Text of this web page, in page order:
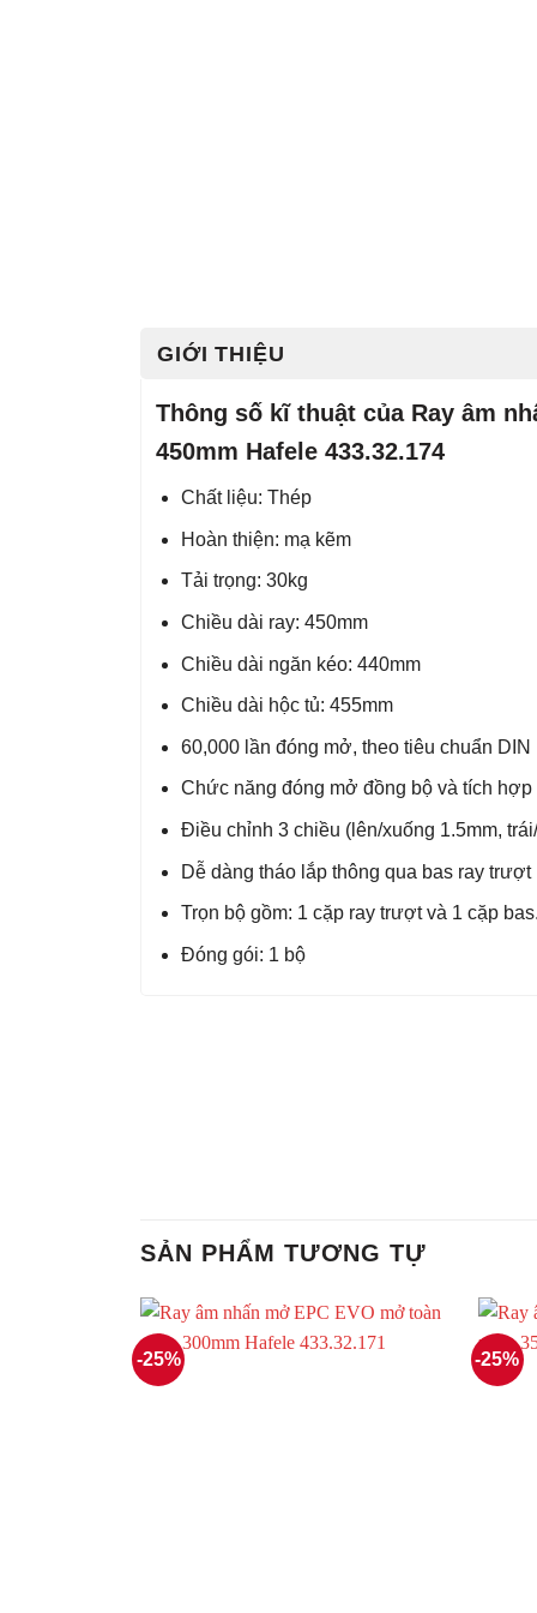
GIỚI THIỆU
Thông số kĩ thuật của Ray âm
450mm Hafele 433.32.174
Chất liệu: Thép
Hoàn thiện: mạ kẽm
Tải trọng: 30kg
Chiều dài ray: 450mm
Chiều dài ngăn kéo: 440mm
Chiều dài hộc tủ: 455mm
60,000 lần đóng mở, theo tiêu chuẩn
Chức năng đóng mở đồng bộ và tích hợp
Điều chỉnh 3 chiều (lên/xuống 1.5mm,
Dễ dàng tháo lắp thông qua bas ray trượt
Trọn bộ gồm: 1 cặp ray trượt và 1 cặp
Đóng gói: 1 bộ
SẢN PHẨM TƯƠNG TỰ
-25% -25%